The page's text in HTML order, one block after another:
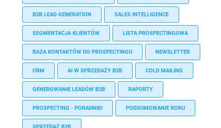
B2B LEAD GENERATION SALES INTELLIGENCE
SEGMENTACJA KLIENTÓW LISTA PROSPECTINGOWA
BAZA KONTAKTÓW DO PROSPECTINGU NEWSLETTER
CRM AI W SPRZEDAŻY B2B COLD MAILING
GENEROWANIE LEADÓW B2B RAPORTY
PROSPECTING - PORADNIKI PODSUMOWANIE ROKU
SPRZEDAŻ B2B